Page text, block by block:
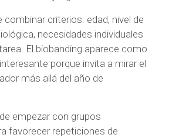
combinar criterios: edad, nivel de
necesidades individuales
El biobanding aparece como
porque invita a mirar el
más allá del año de
empezar con grupos
favorecer repeticiones de